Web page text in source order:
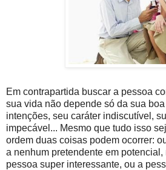
Em contrapartida buscar a pessoa
sua vida não depende só da sua
intenções, seu caráter indiscutível,
impecável... Mesmo que tudo isso
ordem duas coisas podem ocorrer:
a nenhum pretendente em
pessoa super interessante, ou a